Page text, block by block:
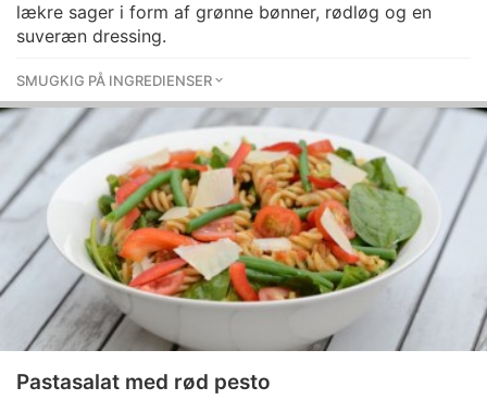
lækre sager i form af grønne bønner, rødløg og en
suveræn dressing.
SMUGKIG PÅ INGREDIENSER
Pastasalat med rød pesto